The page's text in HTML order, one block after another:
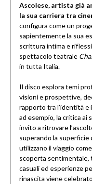
Ascolese, artista già
la sua carriera tra
configura come un
sapientemente la sua
scrittura intima e
spettacolo teatrale
in tutta Italia.
Il disco esplora temi
visioni e prospettive,
rapporto tra l’identità e
ad esempio, la critica ai
invito a ritrovare
superando la superficie
utilizzano il viaggio
scoperta sentimentale,
casuali ed esperienze
rinascita viene